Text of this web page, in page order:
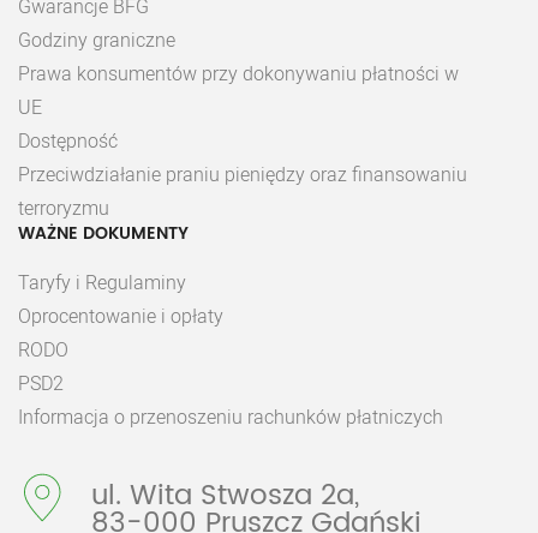
Gwarancje BFG
Godziny graniczne
Prawa konsumentów przy dokonywaniu płatności w
UE
Dostępność
Przeciwdziałanie praniu pieniędzy oraz finansowaniu
terroryzmu
WAŻNE DOKUMENTY
Taryfy i Regulaminy
Oprocentowanie i opłaty
RODO
PSD2
Informacja o przenoszeniu rachunków płatniczych
ul. Wita Stwosza 2a,
83-000 Pruszcz Gdański